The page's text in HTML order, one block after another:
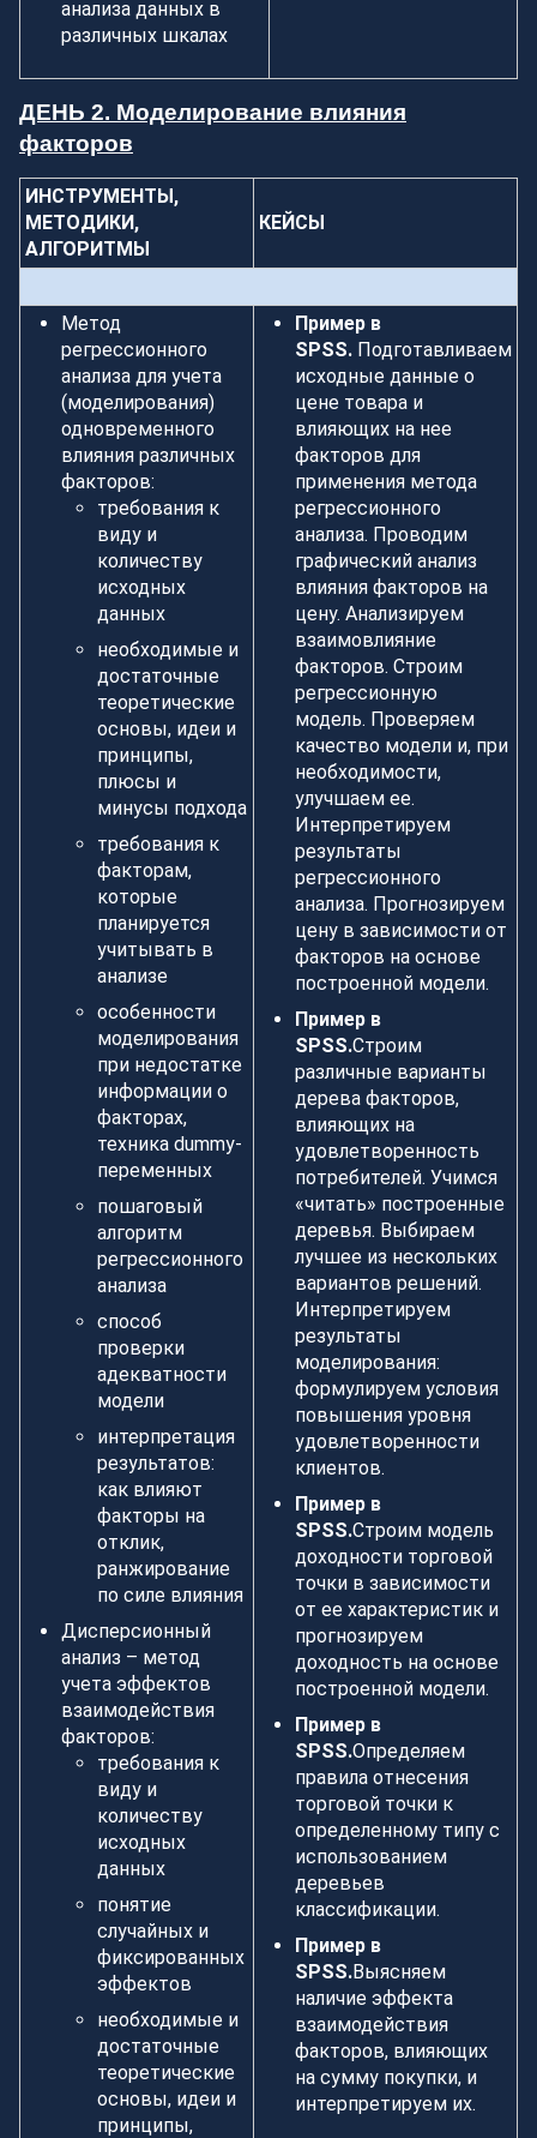
анализа данных в
различных шкалах
ДЕНЬ 2. Моделирование влияния
факторов
ИНСТРУМЕНТЫ,
МЕТОДИКИ,
АЛГОРИТМЫ
КЕЙСЫ
Метод
регрессионного
анализа для учета
(моделирования)
одновременного
влияния различных
факторов:
требования к
виду и
количеству
исходных
данных
необходимые и
достаточные
теоретические
основы, идеи и
принципы,
плюсы и
минусы подхода
требования к
факторам,
которые
планируется
учитывать в
анализе
особенности
моделирования
при недостатке
информации о
факторах,
техника dummy-
переменных
пошаговый
алгоритм
регрессионного
анализа
способ
проверки
адекватности
модели
интерпретация
результатов:
как влияют
факторы на
отклик,
ранжирование
по силе влияния
Дисперсионный
анализ – метод
учета эффектов
взаимодействия
факторов:
требования к
виду и
количеству
исходных
данных
понятие
случайных и
фиксированных
эффектов
необходимые и
достаточные
теоретические
основы, идеи и
принципы,
Пример в
SPSS. Подготавливаем
исходные данные о
цене товара и
влияющих на нее
факторов для
применения метода
регрессионного
анализа. Проводим
графический анализ
влияния факторов на
цену. Анализируем
взаимовлияние
факторов. Строим
регрессионную
модель. Проверяем
качество модели и, при
необходимости,
улучшаем ее.
Интерпретируем
результаты
регрессионного
анализа. Прогнозируем
цену в зависимости от
факторов на основе
построенной модели.
Пример в
SPSS.Строим
различные варианты
дерева факторов,
влияющих на
удовлетворенность
потребителей. Учимся
«читать» построенные
деревья. Выбираем
лучшее из нескольких
вариантов решений.
Интерпретируем
результаты
моделирования:
формулируем условия
повышения уровня
удовлетворенности
клиентов.
Пример в
SPSS.Строим модель
доходности торговой
точки в зависимости
от ее характеристик и
прогнозируем
доходность на основе
построенной модели.
Пример в
SPSS.Определяем
правила отнесения
торговой точки к
определенному типу с
использованием
деревьев
классификации.
Пример в
SPSS.Выясняем
наличие эффекта
взаимодействия
факторов, влияющих
на сумму покупки, и
интерпретируем их.